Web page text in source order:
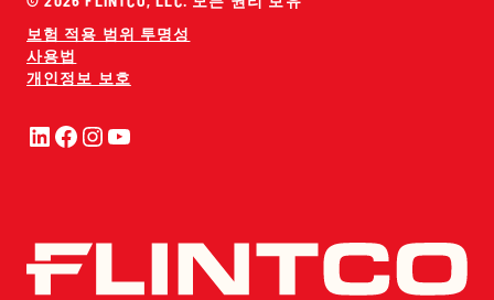
보험 적용 범위 투명성
사용법
개인정보 보호
링크드인
페이스북
인스타그램
유튜브